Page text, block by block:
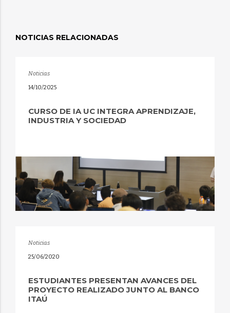
NOTICIAS RELACIONADAS
Noticias
14/10/2025
CURSO DE IA UC INTEGRA APRENDIZAJE,
INDUSTRIA Y SOCIEDAD
Noticias
25/06/2020
ESTUDIANTES PRESENTAN AVANCES DEL
PROYECTO REALIZADO JUNTO AL BANCO
ITAÚ